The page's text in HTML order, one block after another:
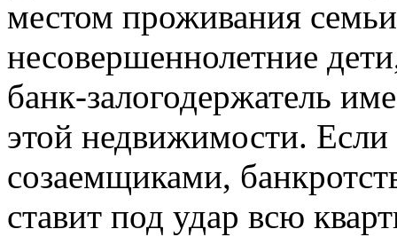
местом проживания
несовершеннолетние
банк-залогодержатель
этой недвижимости.
созаемщиками,
ставит под удар всю